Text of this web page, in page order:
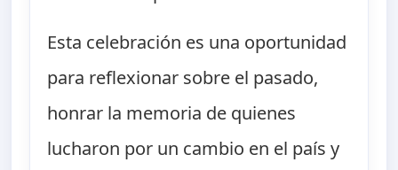
Esta celebración es una oportunidad
para reflexionar sobre el pasado,
honrar la memoria de quienes
lucharon por un cambio en el país y